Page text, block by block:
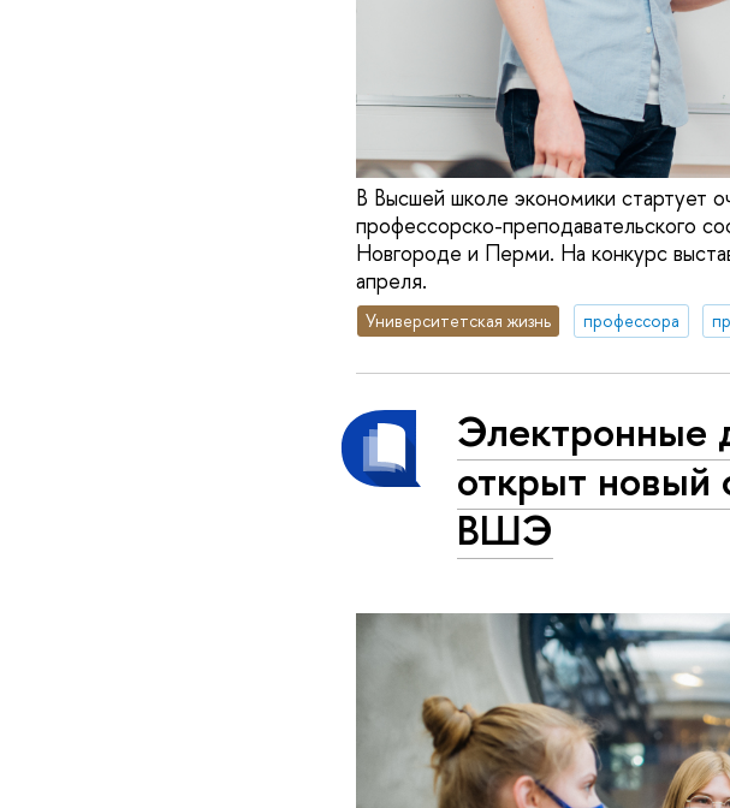
В Высшей школе экономики стартует
профессорско-преподавательского
Новгороде и Перми. На конкурс
апреля.
Университетская жизнь профессора
Электронные
открыт новый
ВШЭ